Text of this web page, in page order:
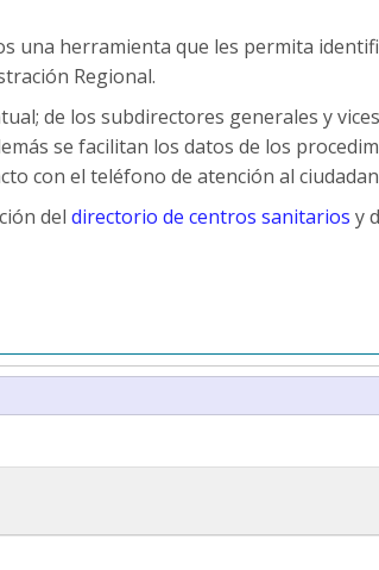
una herramienta que les permita
Regional.
de los subdirectores generales y
se facilitan los datos de los
con el teléfono de atención al
del directorio de centros sanitarios y